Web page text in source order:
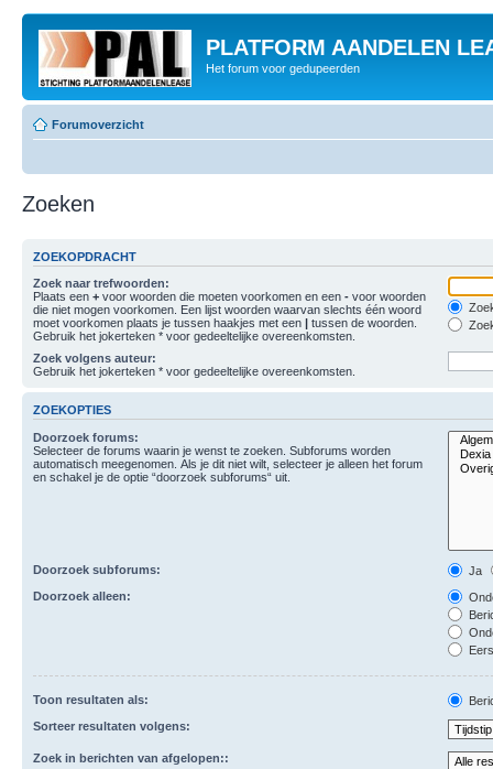
PLATFORM AANDELEN
Het forum voor gedupeerden
Forumoverzicht
Zoeken
ZOEKOPDRACHT
Zoek naar trefwoorden:
Plaats een + voor woorden die moeten voorkomen en een - voor woorden
die niet mogen voorkomen. Een lijst woorden waarvan slechts één woord
moet voorkomen plaats je tussen haakjes met een | tussen de woorden.
Gebruik het jokerteken * voor gedeeltelijke overeenkomsten.
Zoek volgens auteur:
Gebruik het jokerteken * voor gedeeltelijke overeenkomsten.
ZOEKOPTIES
Doorzoek forums:
Selecteer de forums waarin je wenst te zoeken. Subforums worden
automatisch meegenomen. Als je dit niet wilt, selecteer je alleen het forum
en schakel je de optie “doorzoek subforums“ uit.
Doorzoek subforums:
Ja
Doorzoek alleen:
Toon resultaten als:
Sorteer resultaten volgens:
Zoek in berichten van afgelopen::